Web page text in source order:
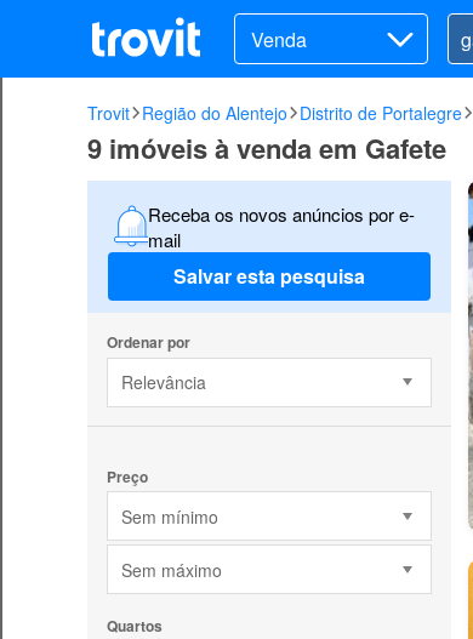
Venda
Trovit Região do Alentejo Distrito de Portalegre
9 imóveis à venda em Gafete
Receba os novos anúncios por e-
mail
Salvar esta pesquisa
Ordenar por
Relevância
Preço
Sem mínimo
Sem máximo
Quartos